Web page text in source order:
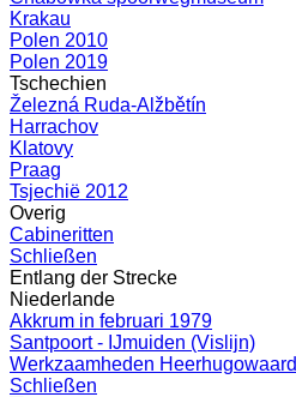
Krakau
Polen 2010
Polen 2019
Tschechien
Železná Ruda-Alžbětín
Harrachov
Klatovy
Praag
Tsjechië 2012
Overig
Cabineritten
Schließen
Entlang der Strecke
Niederlande
Akkrum in februari 1979
Santpoort - IJmuiden (Vislijn)
Werkzaamheden Heerhugowaard
Schließen